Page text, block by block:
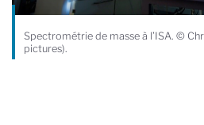
Spectrométrie de masse à l’ISA. ©
pictures).